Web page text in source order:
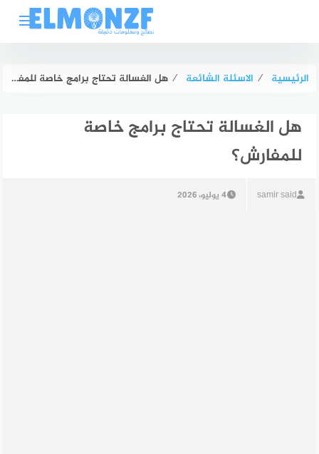
الرئيسية ⁄ الاسئلة الشائعة ⁄ هل الغسالة تحتاج برامج خاصة للمفارش؟
هل الغسالة تحتاج برامج خاصة
للمفارش؟
samir said 4 يوليو، 2026